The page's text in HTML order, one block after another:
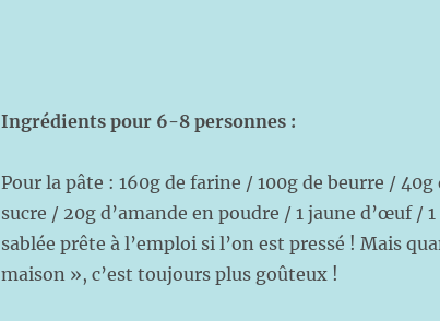
Ingrédients pour 6-8 personnes :
Pour la pâte : 160g de farine / 100g de beurre / 40g
sucre / 20g d’amande en poudre / 1 jaune d’œuf /
sablée prête à l’emploi si l’on est pressé ! Mais
maison », c’est toujours plus goûteux !